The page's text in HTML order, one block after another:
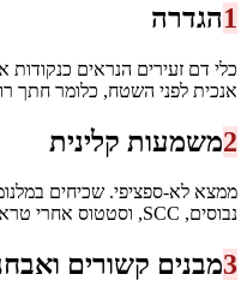
1הגדרה
כלי דם זעירים הנראים כנקודות
אנכית לפני השטח, כלומר חתך
2משמעות קלינית
ממצא לא-ספציפי. שכיחים
נבוסים, SCC, וסטטוס אחרי טראומה. ההקשר הקליני קריטי.
3מבנים קשורים